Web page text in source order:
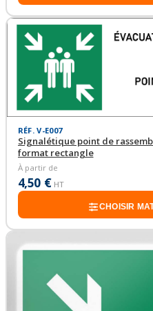
RÉF. V-E007
Signalétique point de
format rectangle
À partir de
4,50 € HT
CHOISIR